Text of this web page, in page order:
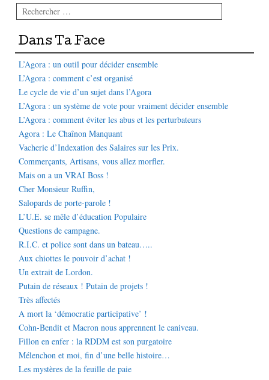
Rechercher
Dans Ta Face
L’Agora : un outil pour décider ensemble
L’Agora : comment c’est organisé
Le cycle de vie d’un sujet dans l’Agora
L’Agora : un système de vote pour vraiment décider ensemble
L’Agora : comment éviter les abus et les perturbateurs
Agora : Le Chaînon Manquant
Vacherie d’Indexation des Salaires sur les Prix.
Commerçants, Artisans, vous allez morfler.
Mais on a un VRAI Boss !
Cher Monsieur Ruffin,
Salopards de porte-parole !
L’U.E. se mêle d’éducation Populaire
Questions de campagne.
R.I.C. et police sont dans un bateau…..
Aux chiottes le pouvoir d’achat !
Un extrait de Lordon.
Putain de réseaux ! Putain de projets !
Très affectés
A mort la ‘démocratie participative’ !
Cohn-Bendit et Macron nous apprennent le caniveau.
Fillon en enfer : la RDDM est son purgatoire
Mélenchon et moi, fin d’une belle histoire…
Les mystères de la feuille de paie